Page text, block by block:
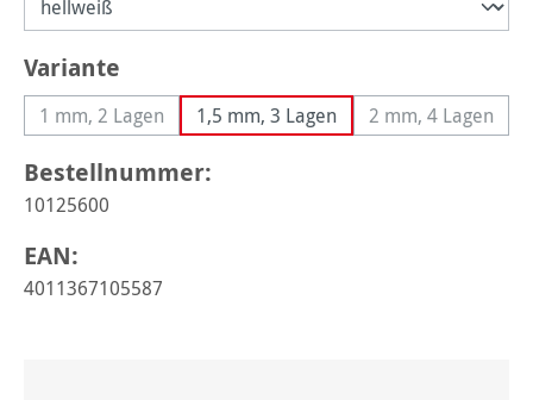
Variante
1 mm, 2 Lagen(Diese Option ist zurzeit nicht verfügbar.)
1,5 mm, 3 Lagen 2 mm, 4 Lagen
(Diese
Bestellnummer:
10125600
EAN:
4011367105587